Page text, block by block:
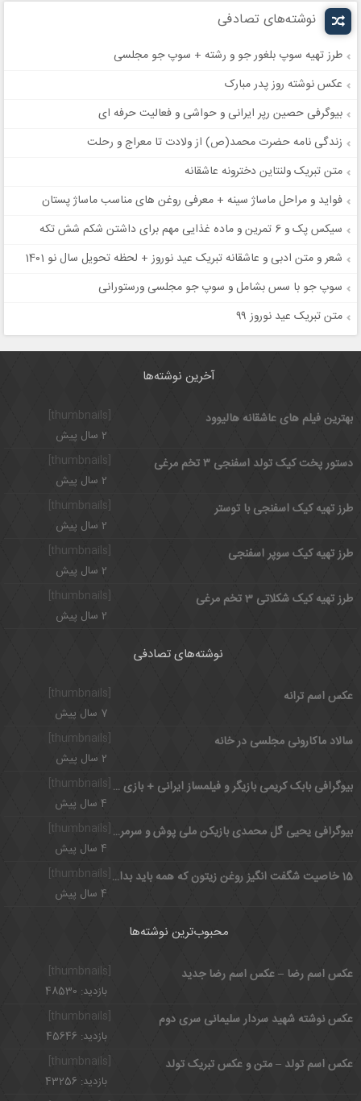
نوشته‌های تصادفی
طرز تهیه سوپ بلغور جو و رشته + سوپ جو مجلسی
عکس نوشته روز پدر مبارک
بیوگرفی حصین رپر ایرانی و حواشی و فعالیت حرفه ای
زندگی نامه حضرت محمد(ص) از ولادت تا معراج و رحلت
متن تبریک ولنتاین دخترونه عاشقانه
فواید و مراحل ماساژ سینه + معرفی روغن های مناسب ماساژ پستان
سیکس پک و 6 تمرین و ماده غذایی مهم برای داشتن شکم شش تکه
شعر و متن ادبی و عاشقانه تبریک عید نوروز + لحظه تحویل سال نو 1401
سوپ جو با سس بشامل و سوپ جو مجلسی ورستورانی
متن تبریک عید نوروز ۹۹
آخرین نوشته‌ها
بهترین فیلم های عاشقانه هالیوود
2 سال پیش
[thumbnails]
دستور پخت کیک تولد اسفنجی ۳ تخم مرغی
2 سال پیش
طرز تهیه کیک اسفنجی با توستر
2 سال پیش
[thumbnails]
طرز تهیه کیک سوپر اسفنجی
2 سال پیش
طرز تهیه کیک شکلاتی 3 تخم مرغی
2 سال پیش
نوشته‌های تصادفی
[thumbnails] عکس اسم ترانه
7 سال پیش
سالاد ماکارونی مجلسی در خانه
2 سال پیش
[thumbnails] بیوگرافی بابک کریمی بازیگر و فیلمساز ایرانی + بازی با سوفیا لورن
4 سال پیش
بیوگرافی یحیی گل محمدی بازیکن ملی پوش و سرمربی با اخلاق پرسپولیس
4 سال پیش
15 خاصیت شگفت انگیز روغن زیتون که همه باید بدانند
4 سال پیش
محبوب‌ترین نوشته‌ها
عکس اسم رضا – عکس اسم رضا جدید
بازدید: 48530
[thumbnails]
عکس نوشته شهید سردار سلیمانی سری دوم
بازدید: 45646
عکس اسم تولد – متن و عکس تبریک تولد
بازدید: 43256